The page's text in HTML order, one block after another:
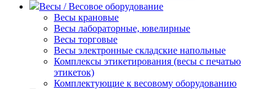
Весы / Весовое оборудование
Весы крановые
Весы лабораторные, ювелирные
Весы торговые
Весы электронные складские напольные
Комплексы этикетирования (весы с печатью
этикеток)
Комплектующие к весовому оборудованию